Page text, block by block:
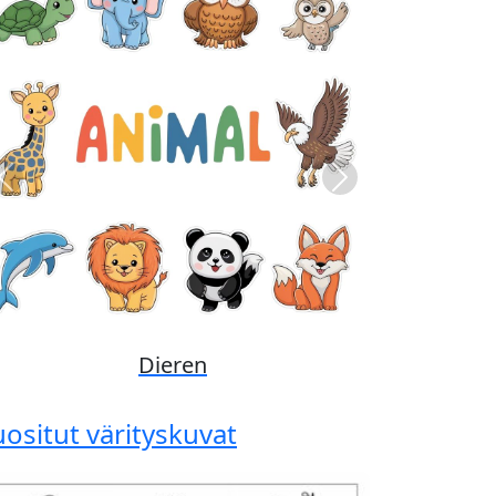
Disney
Previous Next
värityskuvat